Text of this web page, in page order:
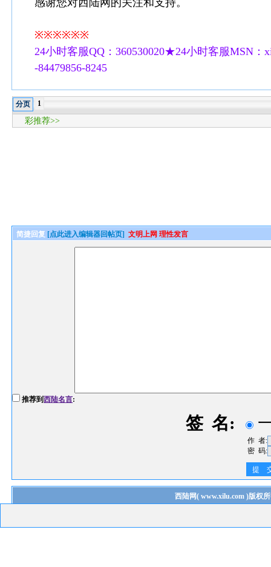
感谢您对西陆网的关注和支持。
※※※※※※
24小时客服QQ：360530020★24小时客服MSN
-84479856-8245
分页 1
彩推荐>>
简捷回复 [点此进入编辑器回帖页] 文明上网 理性发言
推荐到西陆名言:
签 名:
作 者:
密 码:
提
西陆网( www.xilu.com)版权